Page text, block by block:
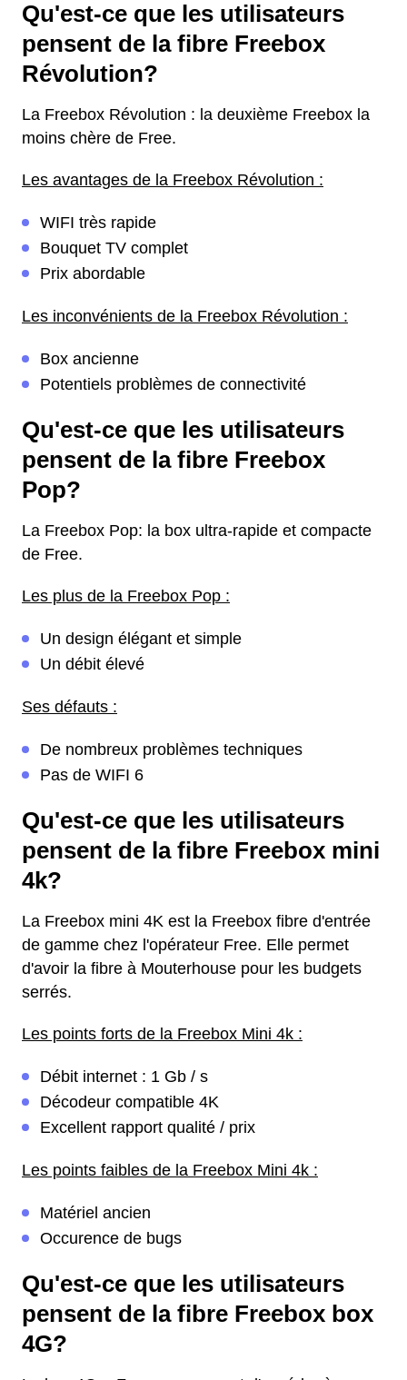
Qu'est-ce que les utilisateurs
pensent de la fibre Freebox
Révolution?
La Freebox Révolution : la deuxième Freebox la
moins chère de Free.
Les avantages de la Freebox Révolution :
WIFI très rapide
Bouquet TV complet
Prix abordable
Les inconvénients de la Freebox Révolution :
Box ancienne
Potentiels problèmes de connectivité
Qu'est-ce que les utilisateurs
pensent de la fibre Freebox
Pop?
La Freebox Pop: la box ultra-rapide et compacte
de Free.
Les plus de la Freebox Pop :
Un design élégant et simple
Un débit élevé
Ses défauts :
De nombreux problèmes techniques
Pas de WIFI 6
Qu'est-ce que les utilisateurs
pensent de la fibre Freebox mini
4k?
La Freebox mini 4K est la Freebox fibre d'entrée
de gamme chez l'opérateur Free. Elle permet
d'avoir la fibre à Mouterhouse pour les budgets
serrés.
Les points forts de la Freebox Mini 4k :
Débit internet : 1 Gb / s
Décodeur compatible 4K
Excellent rapport qualité / prix
Les points faibles de la Freebox Mini 4k :
Matériel ancien
Occurence de bugs
Qu'est-ce que les utilisateurs
pensent de la fibre Freebox box
4G?